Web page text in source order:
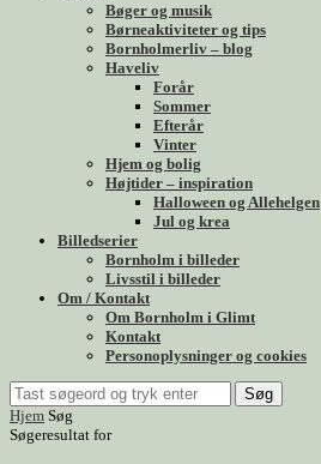
Bøger og musik
Børneaktiviteter og tips
Bornholmerliv – blog
Haveliv
Forår
Sommer
Efterår
Vinter
Hjem og bolig
Højtider – inspiration
Halloween og Allehelgen
Jul og krea
Billedserier
Bornholm i billeder
Livsstil i billeder
Om / Kontakt
Om Bornholm i Glimt
Kontakt
Personoplysninger og cookies
Søg
Hjem Søg
Søgeresultat for